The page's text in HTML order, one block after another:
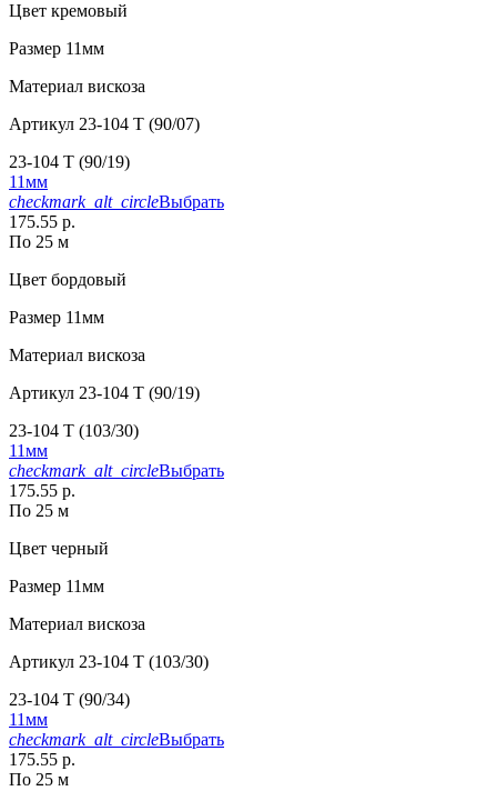
Цвет кремовый
Размер 11мм
Материал вискоза
Артикул 23-104 T (90/07)
23-104 T (90/19)
11мм
checkmark_alt_circleВыбрать
175.55 р.
По 25 м
Цвет бордовый
Размер 11мм
Материал вискоза
Артикул 23-104 T (90/19)
23-104 T (103/30)
11мм
checkmark_alt_circleВыбрать
175.55 р.
По 25 м
Цвет черный
Размер 11мм
Материал вискоза
Артикул 23-104 T (103/30)
23-104 T (90/34)
11мм
checkmark_alt_circleВыбрать
175.55 р.
По 25 м